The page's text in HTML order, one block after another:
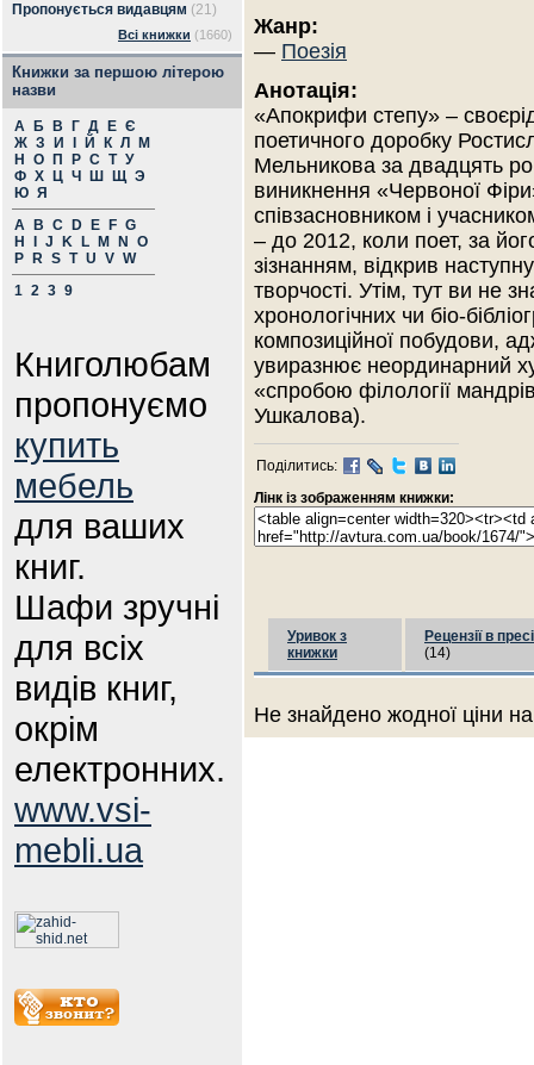
Пропонується видавцям (21)
Всі книжки (1660)
Книжки за першою літерою
назви
А Б В Г Д Е Є
Ж З И Й К Л
М
Н
О П Р С Т У
Ф Х Ц Ч Ш Щ Э
Ю Я
A
B C D E F G
H
J K L M N
O
P
R S T U V W
1 2 3 9
Книголюбам
пропонуємо
купить
мебель
для ваших
книг.
Шафи зручні
для всіх
видів книг,
окрім
електронних.
www.vsi-
mebli.ua
Жанр:
— Поезія
Анотація:
«Апокрифи степу» –
поетичного доробку
Мельникова за двадцять
виникнення «Червоної
співзасновником і
– до 2012, коли поет, за
зізнанням, відкрив
творчості. Утім, тут ви не
хронологічних чи біо-
композиційної побудови,
увиразнює неординарний
«спробою філології
Ушкалова).
Поділитись:
Лінк із зображенням книжки:
Уривок з
книжки
Рецензії в пресі
(14)
Не знайдено жодної ціни